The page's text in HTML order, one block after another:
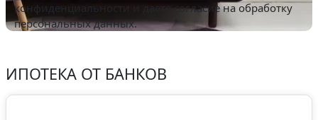
конфиденциальности и даете согласие на обработку
персональных данных.
ИПОТЕКА ОТ БАНКОВ